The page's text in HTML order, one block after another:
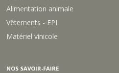
Alimentation animale
Vêtements - EPI
Matériel vinicole
NOS SAVOIR-FAIRE